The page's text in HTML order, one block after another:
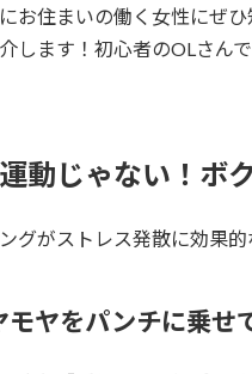
お住まいの働く女性にぜ
します！初心者のOLさん
動じゃない！ボ
グがストレス発散に効果的
モヤをパンチに乗せ